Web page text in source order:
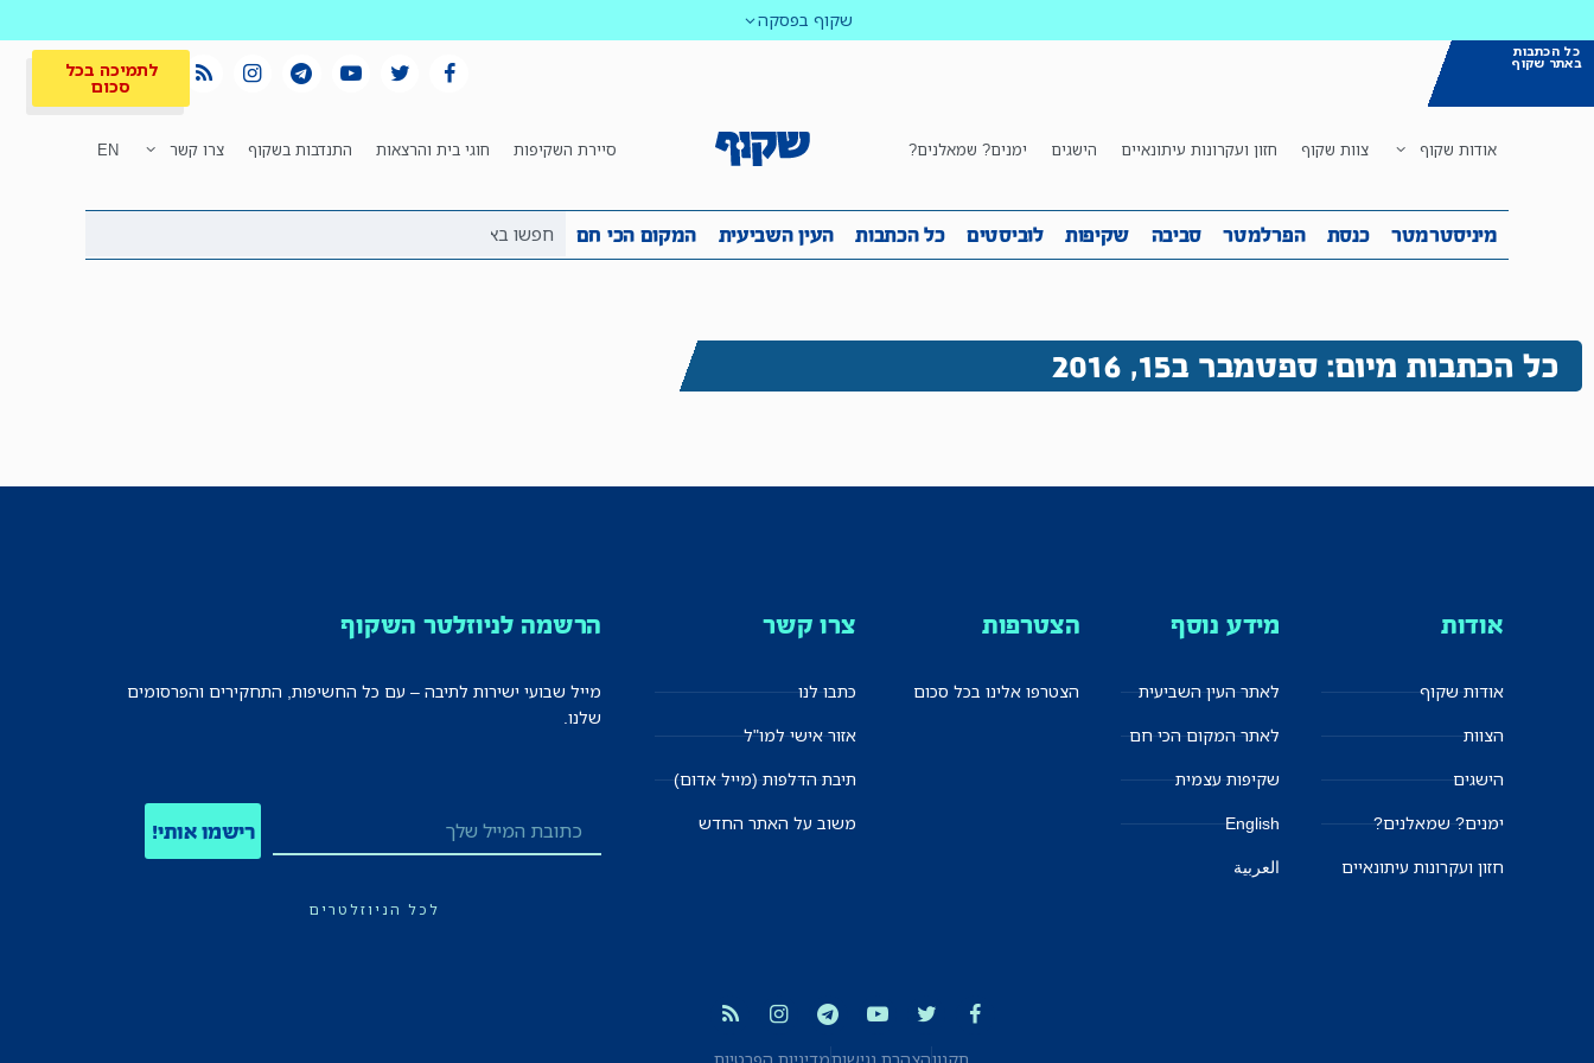
שקוף בפסקה
כל הכתבות
באתר שקוף לתמיכה בכל
סכום
אודות שקוף צוות שקוף חזון ועקרונות עיתונאיים הישגים ימנים? שמאלנים? סיירת השקיפות חוגי בית והרצאות התנדבות בשקוף צרו קשר EN
מיניסטרמטר כנסת הפרלמטר סביבה שקיפות לוביסטים כל הכתבות העין השביעית המקום הכי חם
מיניסטרמטר כנסת הפרלמטר סביבה שקיפות לוביסטים כל הכתבות העין השביעית המקום הכי חם לתמיכה בכל
כל הכתבות מיום: ספטמבר ב15, 2016
אודות
אודות שקוף
הצוות
הישגים
ימנים? שמאלנים?
חזון ועקרונות עיתונאיים
מידע נוסף
לאתר העין השביעית
לאתר המקום הכי חם
שקיפות עצמית
English
العربية
הצטרפות
הצטרפו אלינו בכל סכום
צרו קשר
כתבו לנו
אזור אישי למו"ל
תיבת הדלפות (מייל אדום)
משוב על האתר החדש
הרשמה לניוזלטר השקוף
מייל שבועי ישירות לתיבה – עם כל החשיפות, התחקירים והפרסומים
שלנו.
רישמו אותי!
לכל הניוזלטרים
תקנוןהצהרת נגישותמדיניות הפרטיות